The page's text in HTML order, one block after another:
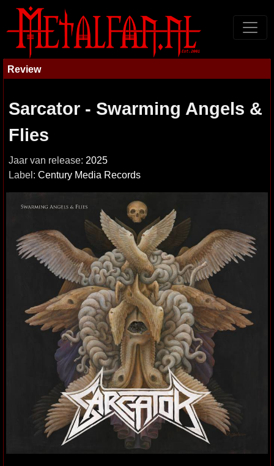
Review
Sarcator - Swarming Angels &
Flies
Jaar van release: 2025
Label: Century Media Records